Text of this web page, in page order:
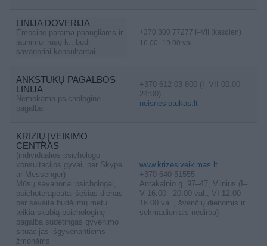
LINIJA DOVERIJA
Emocinė parama paaugliams ir
jaunimui rusų k., budi
savanoriai konsultantai
+370 800 77277 I–VII (kasdien)
16.00–19.00 val.
ANKSTUKŲ PAGALBOS
LINIJA
Nemokama psichologinė
pagalba
+370 612 03 800 (I–VII 00:00–
24:00)
neisnesiotukas.lt
KRIZIŲ ĮVEIKIMO
CENTRAS
(individualios psichologo
konsultacijos gyvai, per Skype
ar Messenger)
Mūsų savanoriai psichologai,
psichoterapeutai šešias dienas
per savaitę budėjimų metu
teikia skubią psichologinę
pagalbą sudėtingas gyvenimo
situacijas išgyvenantiems
žmonėms
www.krizesiveikimas.lt
+370 640 51555
Antakalnio g. 97–47, Vilnius (I–
V 16.00– 20.00 val., VI 12.00–
16.00 val., švenčių dienomis ir
sekmadieniais nedirba)